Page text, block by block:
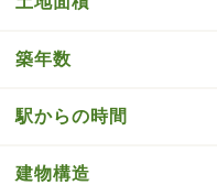
築年数
駅からの時間
建物構造